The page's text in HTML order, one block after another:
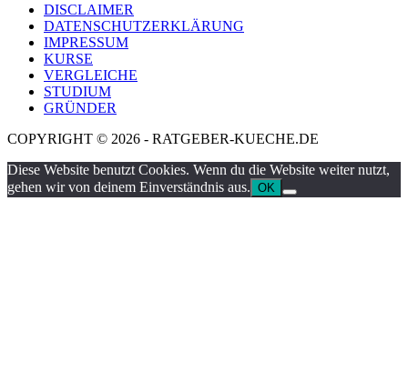
DISCLAIMER
DATENSCHUTZERKLÄRUNG
IMPRESSUM
KURSE
VERGLEICHE
STUDIUM
GRÜNDER
COPYRIGHT © 2026 - RATGEBER-KUECHE.DE
Diese Website benutzt Cookies. Wenn du die Website weiter nutzt,
gehen wir von deinem Einverständnis aus. OK